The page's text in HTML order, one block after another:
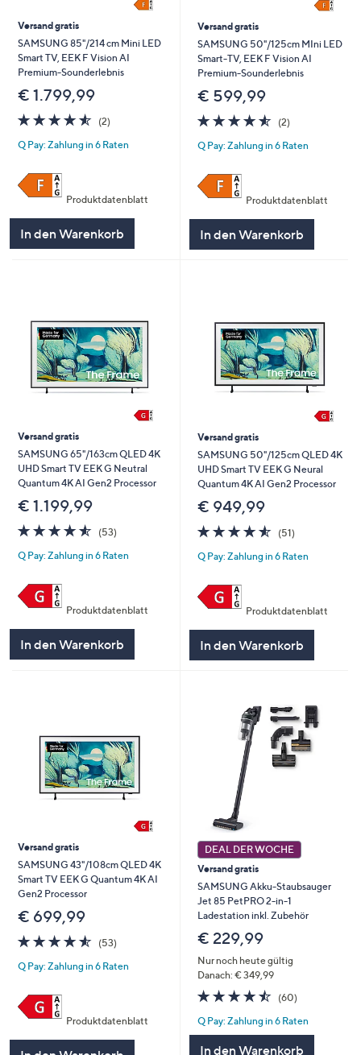
Versand gratis
SAMSUNG 85"/214 cm Mini LED
Smart TV, EEK F Vision AI
Premium-Sounderlebnis
€ 1.799,99
4.5
von
5
(2)
Q Pay: Zahlung in 6 Raten
Produktdatenblatt
In den Warenkorb
Versand gratis
SAMSUNG 50"/125cm MIni LED
Smart-TV, EEK F Vision AI
Premium-Sounderlebnis
€ 599,99
4.5
von
5
(2)
Q Pay: Zahlung in 6 Raten
Produktdatenblatt
In den Warenkorb
Versand gratis
SAMSUNG 65"/163cm QLED 4K
UHD Smart TV EEK G Neutral
Quantum 4K AI Gen2 Processor
€ 1.199,99
4.5
von
5
(53)
Q Pay: Zahlung in 6 Raten
Produktdatenblatt
In den Warenkorb
Versand gratis
SAMSUNG 50"/125cm QLED 4K
UHD Smart TV EEK G Neural
Quantum 4K AI Gen2 Processor
€ 949,99
4.5
von
5
(51)
Q Pay: Zahlung in 6 Raten
Produktdatenblatt
In den Warenkorb
Versand gratis
SAMSUNG 43"/108cm QLED 4K
Smart TV EEK G Quantum 4K AI
Gen2 Processor
€ 699,99
4.5
von
5
(53)
Q Pay: Zahlung in 6 Raten
Produktdatenblatt
DEAL DER WOCHE
Versand gratis
SAMSUNG Akku-Staubsauger
Jet 85 PetPRO 2-in-1
Ladestation inkl. Zubehör
€ 229,99
Nur noch heute gültig
Danach: € 349,99
4.4
von
5
(60)
Q Pay: Zahlung in 6 Raten
In den Warenkorb